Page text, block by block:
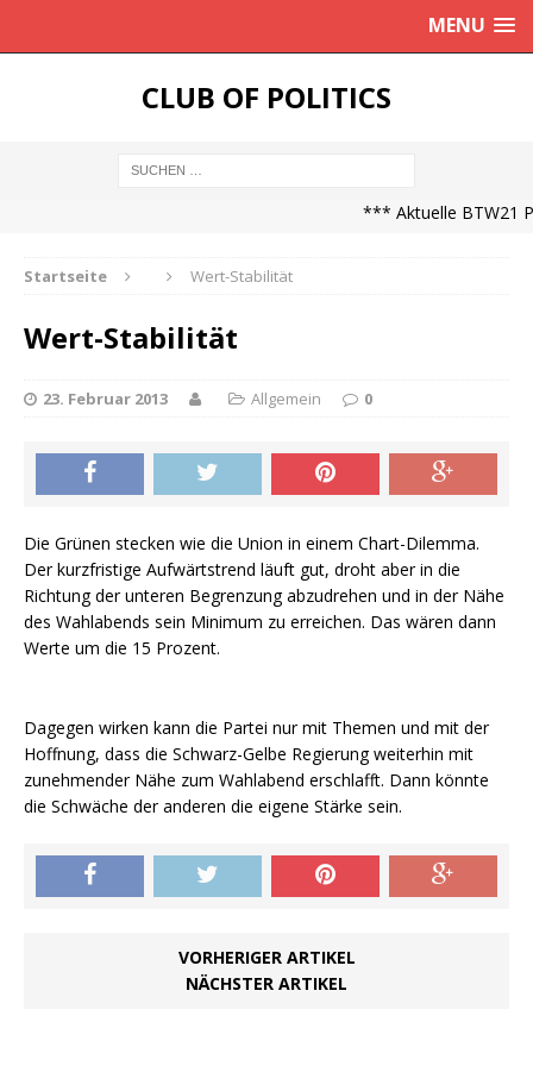
MENU
CLUB OF POLITICS
*** Aktuelle BTW21
Startseite Wert-Stabilität
Wert-Stabilität
23. Februar 2013 Allgemein 0
Die Grünen stecken wie die Union in einem Chart-Dilemma.
Der kurzfristige Aufwärtstrend läuft gut, droht aber in die
Richtung der unteren Begrenzung abzudrehen und in der Nähe
des Wahlabends sein Minimum zu erreichen. Das wären dann
Werte um die 15 Prozent.
Dagegen wirken kann die Partei nur mit Themen und mit der
Hoffnung, dass die Schwarz-Gelbe Regierung weiterhin mit
zunehmender Nähe zum Wahlabend erschlafft. Dann könnte
die Schwäche der anderen die eigene Stärke sein.
VORHERIGER ARTIKEL
NÄCHSTER ARTIKEL